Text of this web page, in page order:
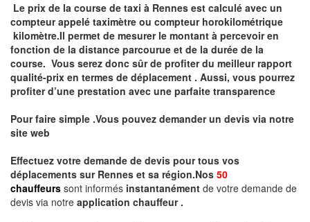
Le prix de la course de taxi à Rennes est calculé avec un
compteurappelé taximètre ou compteur horokilométrique
kilomètre.Il permet de mesurer le montant à percevoir en
fonction de la distance parcourue et de la durée de la
course. Vous serez donc sûr de profiter du meilleur rapport
qualité-prix en termes de déplacement . Aussi, vous pourrez
profiter d’une prestation avec une parfaite transparence
Pour faire simple .Vous pouvez demander un devis via notre
site web
Effectuez votre demande de devis pour tous vos
déplacements sur Rennes et sa région.Nos 50
chauffeurs sont informés instantanément de votre demande de
devis via notre application chauffeur .